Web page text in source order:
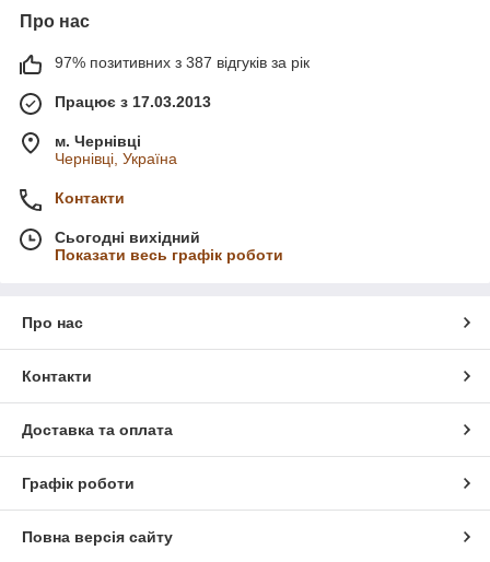
Про нас
97% позитивних з 387 відгуків за рік
Працює з 17.03.2013
м. Чернівці
Чернівці, Україна
Контакти
Сьогодні вихідний
Показати весь графік роботи
Про нас
Контакти
Доставка та оплата
Графік роботи
Повна версія сайту